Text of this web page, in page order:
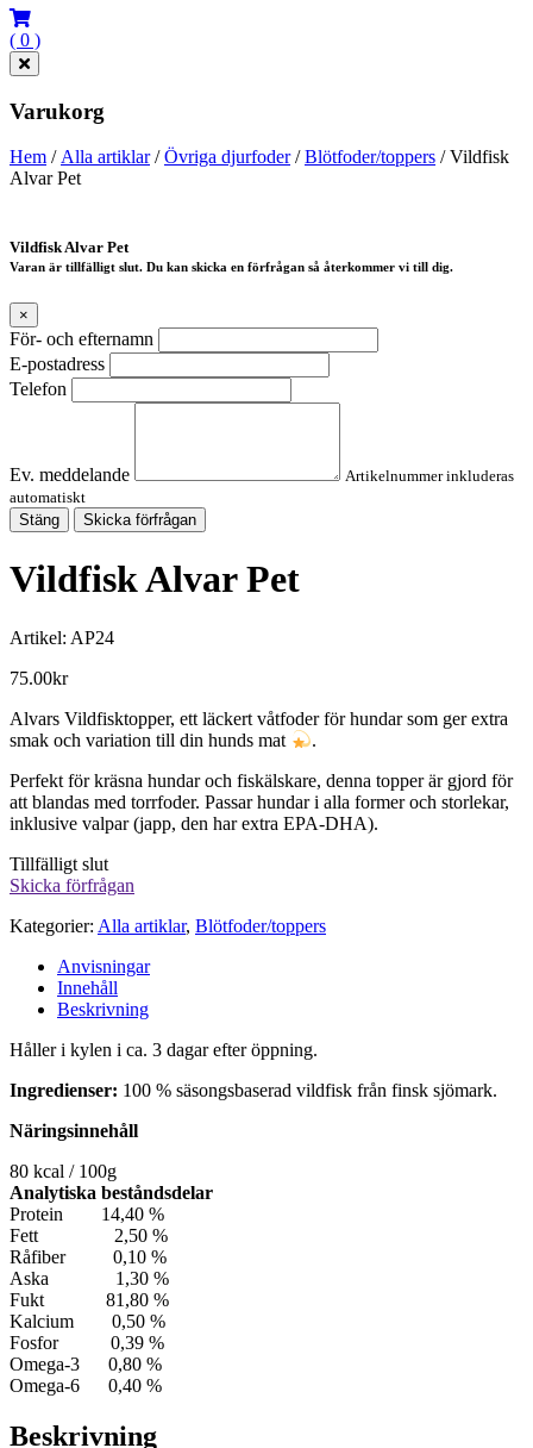
( 0 )
Varukorg
Hem /Alla artiklar/Övriga djurfoder/Blötfoder/toppers / Vildfisk
Alvar Pet
Vildfisk Alvar Pet
Varan är tillfälligt slut. Du kan skicka en förfrågan så återkommer vi till dig.
×
För- och efternamn
E-postadress
Telefon
Ev. meddelande
Artikelnummer inkluderas
automatiskt
Stäng
Skicka förfrågan
Vildfisk Alvar Pet
Artikel: AP24
75.00kr
Alvars Vildfisktopper, ett läckert våtfoder för hundar som ger extra
smak och variation till din hunds mat
.
Perfekt för kräsna hundar och fiskälskare, denna topper är gjord för
att blandas med torrfoder. Passar hundar i alla former och storlekar,
inklusive valpar (japp, den har extra EPA-DHA).
Tillfälligt slut
Skicka förfrågan
Kategorier: Alla artiklar, Blötfoder/toppers
Anvisningar
Innehåll
Beskrivning
Håller i kylen i ca. 3 dagar efter öppning.
Ingredienser: 100 % säsongsbaserad vildfisk från finsk sjömark.
Näringsinnehåll
80 kcal / 100g
Analytiska beståndsdelar
Protein 14,40 %
Fett 2,50 %
Råfiber 0,10 %
Aska 1,30 %
Fukt 81,80 %
Kalcium 0,50 %
Fosfor 0,39 %
Omega-3 0,80 %
Omega-6 0,40 %
Beskrivning